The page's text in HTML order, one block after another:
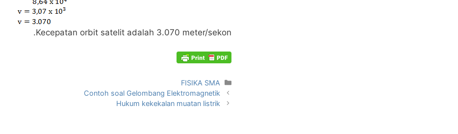
Kecepatan orbit satelit adalah 3.070 meter/sekon.
Kategori
FISIKA SMA
Contoh soal Gelombang Elektromagnetik
Hukum kekekalan muatan listrik